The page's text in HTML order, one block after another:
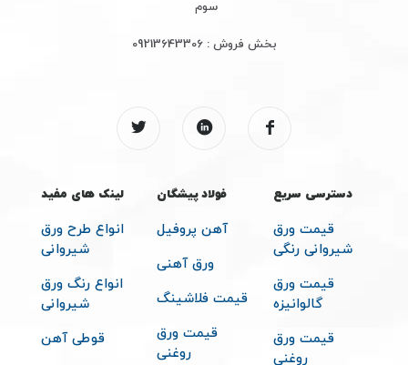
سوم
بخش فروش :09213643306
دسترسی سریع
قیمت ورق
شیروانی رنگی
قیمت ورق
گالوانیزه
قیمت ورق
روغنی
فولاد پیشگان
آهن پروفیل
ورق آهنی
قیمت فلاشینگ
قیمت ورق
روغنی
لینک های مفید
انواع طرح ورق
شیروانی
انواع رنگ ورق
شیروانی
قوطی آهن